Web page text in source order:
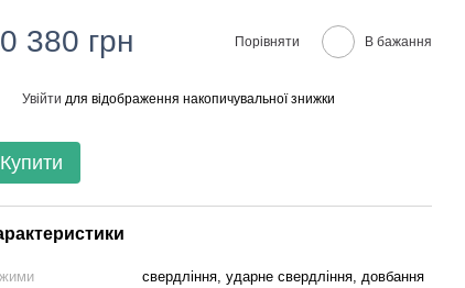
380 грн Порівняти В бажання
Увійти для відображення накопичувальної знижки
Купити
свердління, ударне свердління, довбання